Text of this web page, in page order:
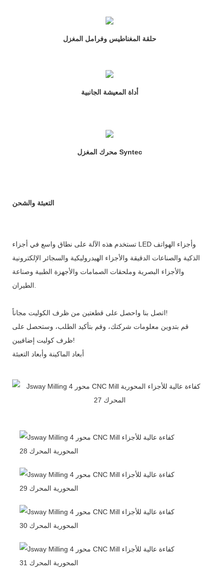
حلقة المغناطيس وفرامل المغزل
أداة المعيشة الجانبية
محرك المغزل Syntec
التعبئة والشحن
تستخدم هذه الآلة على نطاق واسع في أجزاء LED وأجزاء الهواتف
الذكية والصناعات الدقيقة والأجزاء الهيدروليكية والسجائر الإلكترونية
والأجزاء البصرية وملحقات الصمامات والأجهزة الطبية وصناعة
اتصل بنا واحصل على قطعتين من ظرف الكوليت مجاناً!
قم بتدوين معلومات شركتك، وقم بتأكيد الطلب، وستحصل على
ظرف كوليت إضافيين!
أبعاد الماكينة وأبعاد التعبئة